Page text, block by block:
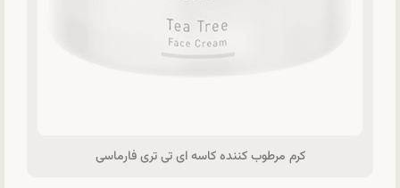
کرم مرطوب کننده کاسه ای تی تری فارماسی